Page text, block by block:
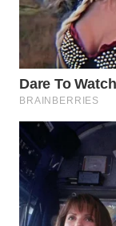
SELATAN
WN
TANJUNG
LESUNG
WN
KARO
WN
SIMALUNGUN